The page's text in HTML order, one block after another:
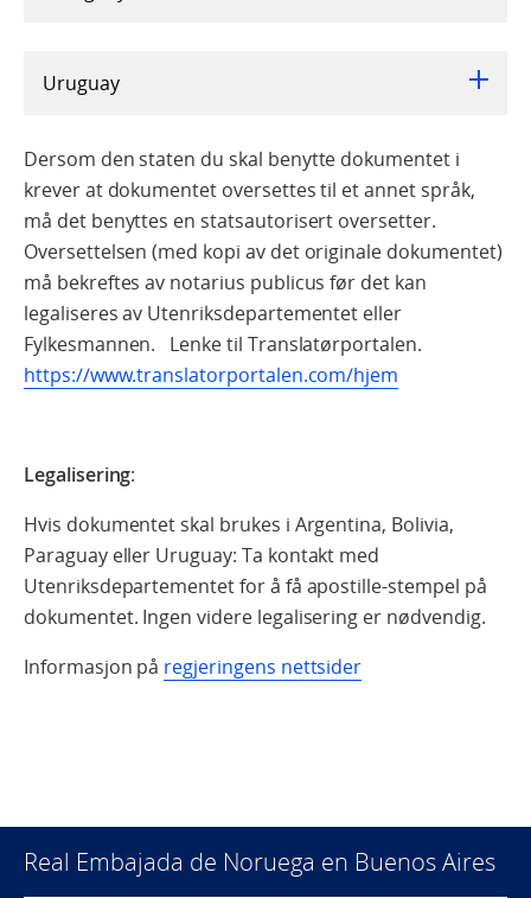
Uruguay
Dersom den staten du skal benytte dokumentet i
krever at dokumentet oversettes til et annet språk,
må det benyttes en statsautorisert oversetter.
Oversettelsen (med kopi av det originale dokumentet)
må bekreftes av notarius publicus før det kan
legaliseres av Utenriksdepartementet eller
Fylkesmannen. Lenke til Translatørportalen.
https://www.translatorportalen.com/hjem
Legalisering:
Hvis dokumentet skal brukes i Argentina, Bolivia,
Paraguay eller Uruguay: Ta kontakt med
Utenriksdepartementet for å få apostille-stempel på
dokumentet. Ingen videre legalisering er nødvendig.
Informasjon på regjeringens nettsider
Real Embajada de Noruega en Buenos Aires